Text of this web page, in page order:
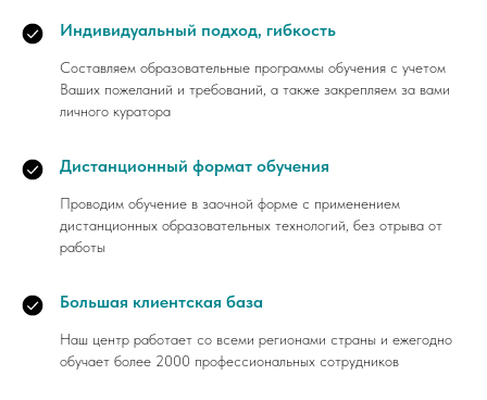
Индивидуальный подход, гибкость
Составляем образовательные программы обучения с учетом
Ваших пожеланий и требований, а также закрепляем за вами
личного куратора
Дистанционный формат обучения
Проводим обучение в заочной форме с применением
дистанционных образовательных технологий, без отрыва от
работы
Большая клиентская база
Наш центр работает со всеми регионами страны и ежегодно
обучает более 2000 профессиональных сотрудников